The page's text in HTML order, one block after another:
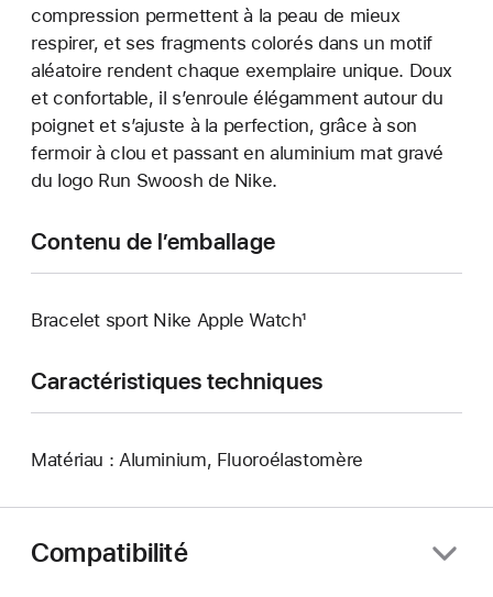
compression permettent à la peau de mieux
respirer, et ses fragments colorés dans un motif
aléatoire rendent chaque exemplaire unique. Doux
et confortable, il s’enroule élégamment autour du
poignet et s’ajuste à la perfection, grâce à son
fermoir à clou et passant en aluminium mat gravé
du logo Run Swoosh de Nike.
Contenu de l’emballage
Bracelet sport Nike Apple Watch¹
Caractéristiques techniques
Matériau : Aluminium, Fluoroélastomère
Compatibilité